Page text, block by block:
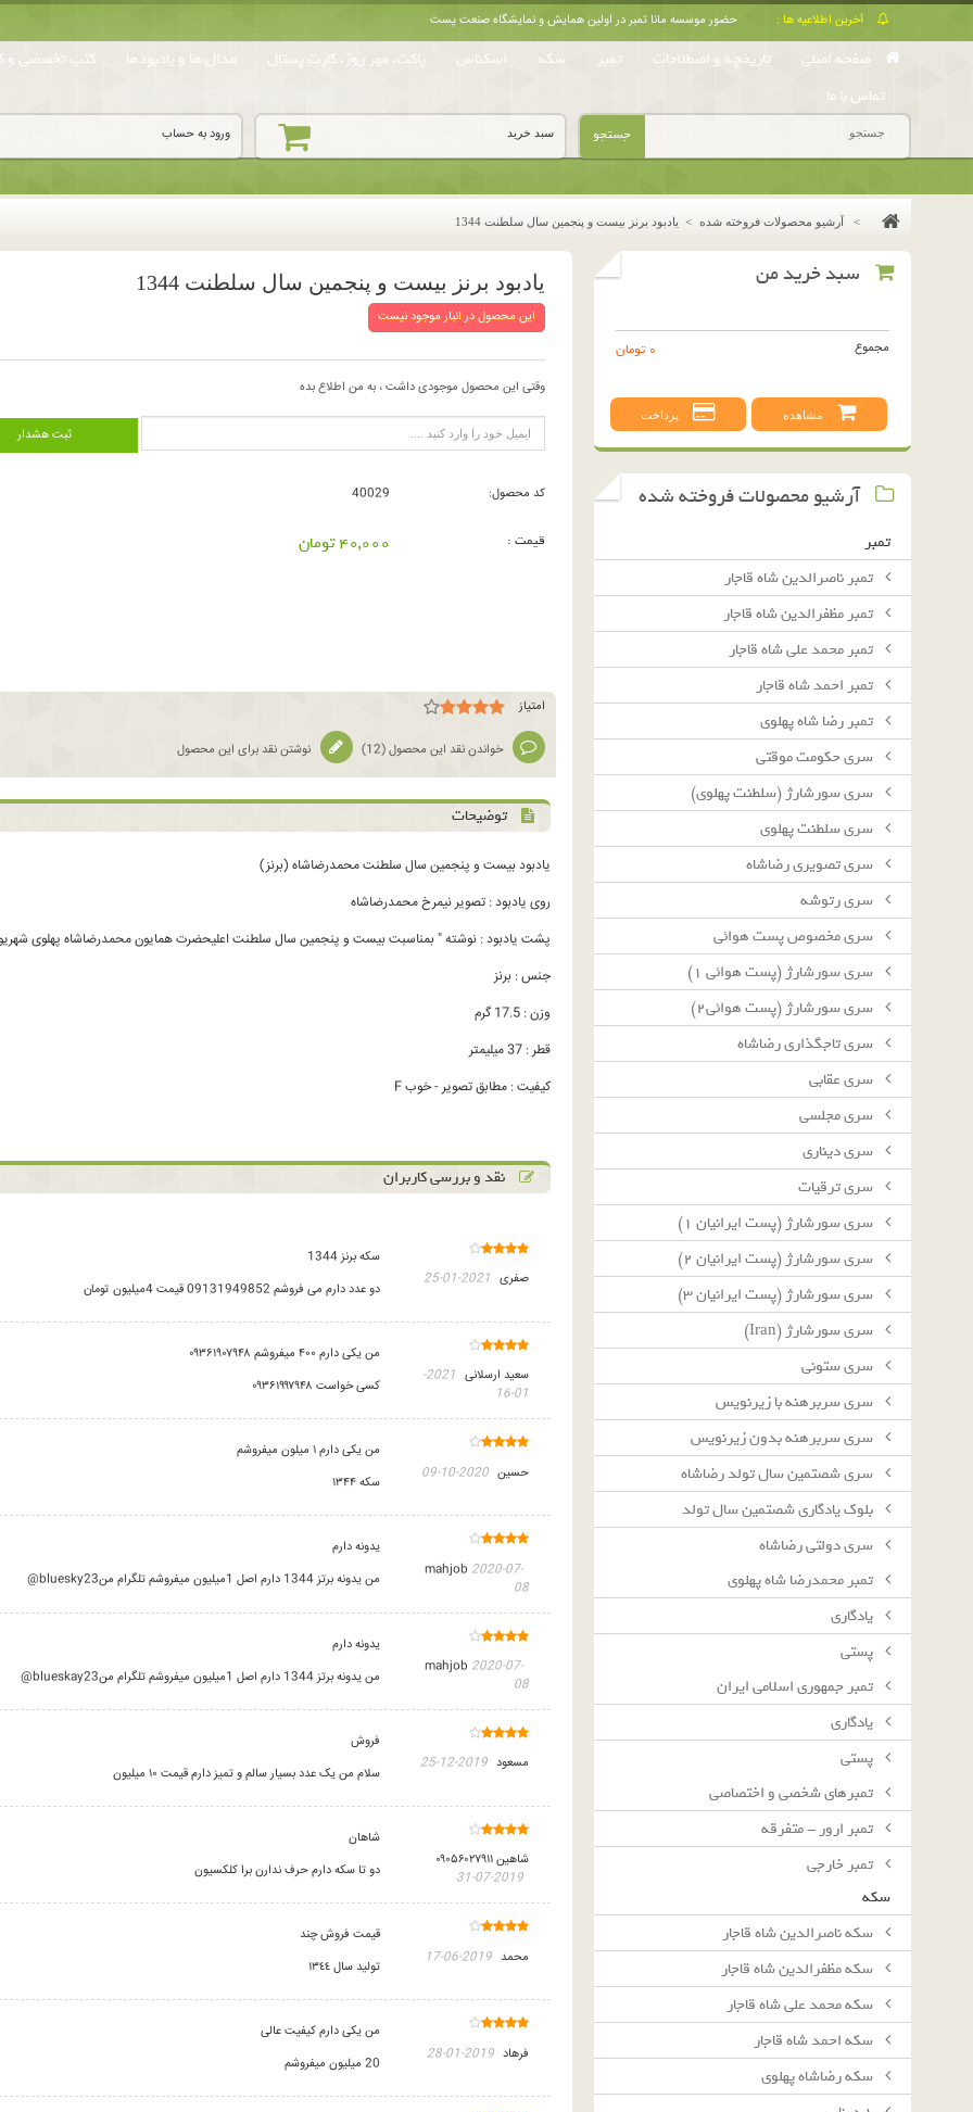
آخرین اطلاعیه ها : حضور موسسه مانا تمبر در اولین همایش و نمایشگاه صنعت پست
ورود به حساب سبد خرید جستجو
صفحه اصلی تاریخچه و اصطلاحات تمبر سکه اسکناس پاکت، مهر روز، کارت پستال مدال ها و یادبودها
کتب تخصصی و
تماس با ما
> آرشیو محصولات فروخته شده > یادبود برنز بیست و پنجمین سال سلطنت 1344
یادبود برنز بیست و پنجمین سال سلطنت 1344
این محصول در انبار موجود نیست
وقتی این محصول موجودی داشت ، به من اطلاع بده
ثبت هشدار
کد محصول: 40029
قیمت : 40,000 تومان
امتیاز
خواندن نقد این محصول (12
) نوشتن نقد برای این محصول
توضیحات
یادبود بیست و پنجمین سال سلطنت محمدرضاشاه (برنز)
روی یادبود : تصویر نیمرخ محمدرضاشاه
پشت یادبود : نوشته " بمناسبت بیست و پنجمین سال سلطنت اعلیحضرت همایون محمدرضاشاه پهلوی شهریور
جنس : برنز
وزن : 17.5 گرم
قطر : 37 میلیمتر
کیفیت : مطابق تصویر - خوب F
نقد و بررسی کاربران
صفری 2021-01-25
سکه برنز 1344
دو عدد دارم می فروشم 09131949852 قیمت 4میلیون تومان
سعید ارسلانی
2021-
01-16
من یکی دارم ۴۰۰ میفروشم ۰۹۳۶۱۹۰۷۹۴۸
کسی خواست ۰۹۳۶۱۹۹۷۹۴۸
حسین 2020-10-09
من یکی دارم ۱ میلون میفروشم
سکه ۱۳۴۴
mahjob 2020-07-
08
یدونه دارم
من یدونه برتز 1344 دارم اصل 1میلیون میفروشم تلگرام منbluesky23@
mahjob 2020-07-
08
یدونه دارم
من یدونه برتز 1344 دارم اصل 1میلیون میفروشم تلگرام منblueskay23@
مسعود 2019-12-25
فروش
سلام من یک عدد بسیار سالم و تمیز دارم قیمت ۱۰ میلیون
شاهین ۰۹۰۵۶۰۲۷۹۱۱
2019-07-31
شاهان
دو تا سکه دارم حرف ندارن برا کلکسیون
محمد 2019-06-17
قيمت فروش چند
توليد سال ١٣٤٤
فرهاد 2019-01-28
من یکی دارم کیفیت عالی
20 میلیون میفروشم
سبد خرید من
0 تومان مجموع
پرداخت مشاهده
آرشیو محصولات فروخته شده
تمبر
تمبر ناصرالدین شاه قاجار
تمبر مظفرالدین شاه قاجار
تمبر محمد علی شاه قاجار
تمبر احمد شاه قاجار
تمبر رضا شاه پهلوی
سرى حكومت موقتى
سرى سورشارژ (سلطنت پهلوى)
سرى سلطنت پهلوى
سرى تصويرى رضاشاه
سرى رتوشه
سرى مخصوص پست هوائى
سرى سورشارژ (پست هوائى ١)
سرى سورشارژ (پست هوائى٢)
سرى تاجگذارى رضاشاه
سرى عقابى
سرى مجلسى
سرى دينارى
سرى ترقيات
سرى سورشارژ (پست ايرانيان ١)
سرى سورشارژ (پست ايرانيان ٢)
سرى سورشارژ (پست ايرانيان ٣)
سرى سورشارژ (Iran)
سرى ستونى
سرى سربرهنه با زيرنويس
سرى سربرهنه بدون زيرنويس
سرى شصتمين سال تولد رضاشاه
بلوك يادگارى شصتمين سال تولد
سرى دولتى رضاشاه
تمبر محمدرضا شاه پهلوی
یادگاری
پستی
تمبر جمهوری اسلامی ایران
یادگاری
پستی
تمبرهای شخصی و اختصاصی
تمبر ارور - متفرقه
تمبر خارجی
سکه
سکه ناصرالدین شاه قاجار
سکه مظفرالدین شاه قاجار
سکه محمد علی شاه قاجار
سکه احمد شاه قاجار
سکه رضاشاه پهلوی